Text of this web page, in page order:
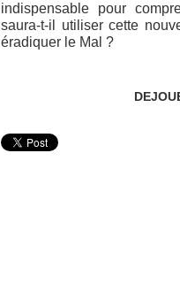
indispensable pour
saura-t-il utiliser cette
éradiquer le Mal ?